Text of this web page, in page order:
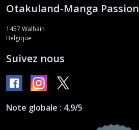
Otakuland-Manga Passion
1457 Walhain
Belgique
Suivez nous
Note globale : 4,9/5